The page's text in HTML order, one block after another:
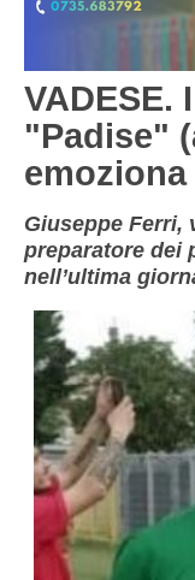
VADESE.
"Padise"
Giuseppe Ferri,
preparatore dei
nell’ultima